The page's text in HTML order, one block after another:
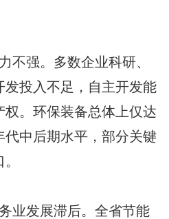
强。多数企业科研、
投入不足，自主开发能
。环保装备总体上仅达
代中后期水平，部分关键
发展滞后。全省节能